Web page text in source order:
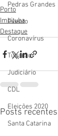
Pedras Grandes
Evento
Coronavírus
Tubarão
Judiciário
CDL
Eleições 2020
Santa Catarina
Porto
Imbituba
Destaque
Posts recentes